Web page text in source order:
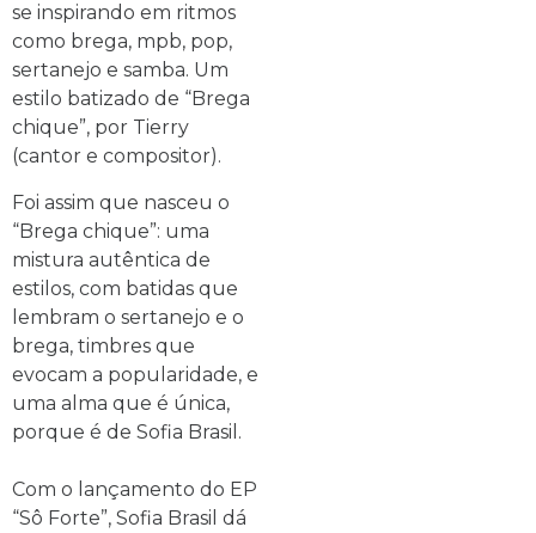
se inspirando em ritmos
como brega, mpb, pop,
sertanejo e samba. Um
estilo batizado de “Brega
chique”, por Tierry
(cantor e compositor).
Foi assim que nasceu o
“Brega chique”: uma
mistura autêntica de
estilos, com batidas que
lembram o sertanejo e o
brega, timbres que
evocam a popularidade, e
uma alma que é única,
porque é de Sofia Brasil.
Com o lançamento do EP
“Sô Forte”, Sofia Brasil dá